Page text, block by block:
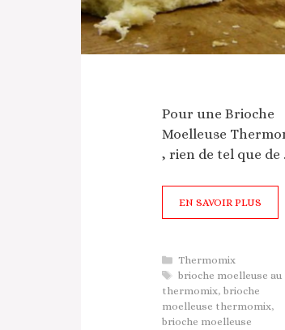
Pour une Brioche
Moelleuse
, rien de tel que de
EN SAVOIR PLUS
Catégories
Thermomix
Étiquettes
brioche moelleuse au
thermomix, brioche
moelleuse thermomix,
brioche moelleuse